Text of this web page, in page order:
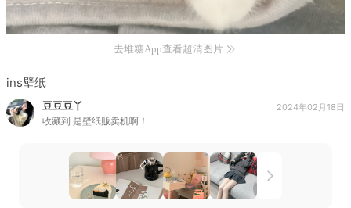
去堆糖App查看超清图片
ins壁纸
豆豆豆丫
收藏到 是壁纸贩卖机啊！
2024年02月18日